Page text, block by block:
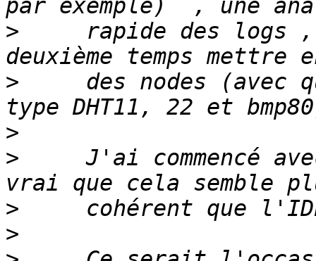
>
rapide des logs
>
des nodes (avec
>
>
J'ai commencé
>
>